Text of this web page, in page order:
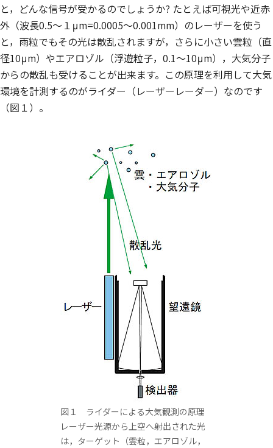
と，どんな信号が受かるのでしょうか? たとえば可視光や近赤
外（波長0.5～１μm=0.0005～0.001mm）のレーザーを使う
と，雨粒でもその光は散乱されますが，さらに小さい雲粒（直
径10μm）やエアロゾル（浮遊粒子，0.1～10μm），大気分子
からの散乱も受けることが出来ます。この原理を利用して大気
環境を計測するのがライダー（レーザーレーダー）なのです
（図１）。
図１ ライダーによる大気観測の原理
レーザー光源から上空へ射出された光
は，ターゲット（雲粒，エアロゾル，